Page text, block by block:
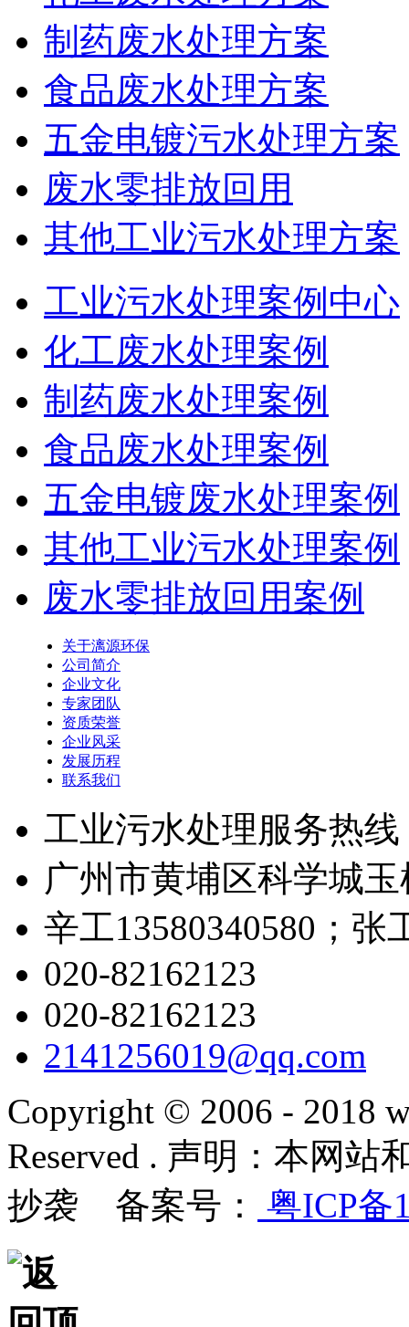
制药废水处理方案
食品废水处理方案
五金电镀污水处理方案
废水零排放回用
其他工业污水处理方案
工业污水处理案例中心
化工废水处理案例
制药废水处理案例
食品废水处理案例
五金电镀废水处理案例
其他工业污水处理案例
废水零排放回用案例
关于漓源环保
公司简介
企业文化
专家团队
资质荣誉
企业风采
发展历程
联系我们
工业污水处理服务热线
广州市黄埔区科学城
辛工13580340580；张
020-82162123
020-82162123
2141256019@qq.com
Copyright © 2006 - 2018
Reserved . 声明：本网
抄袭 备案号：
粤ICP备